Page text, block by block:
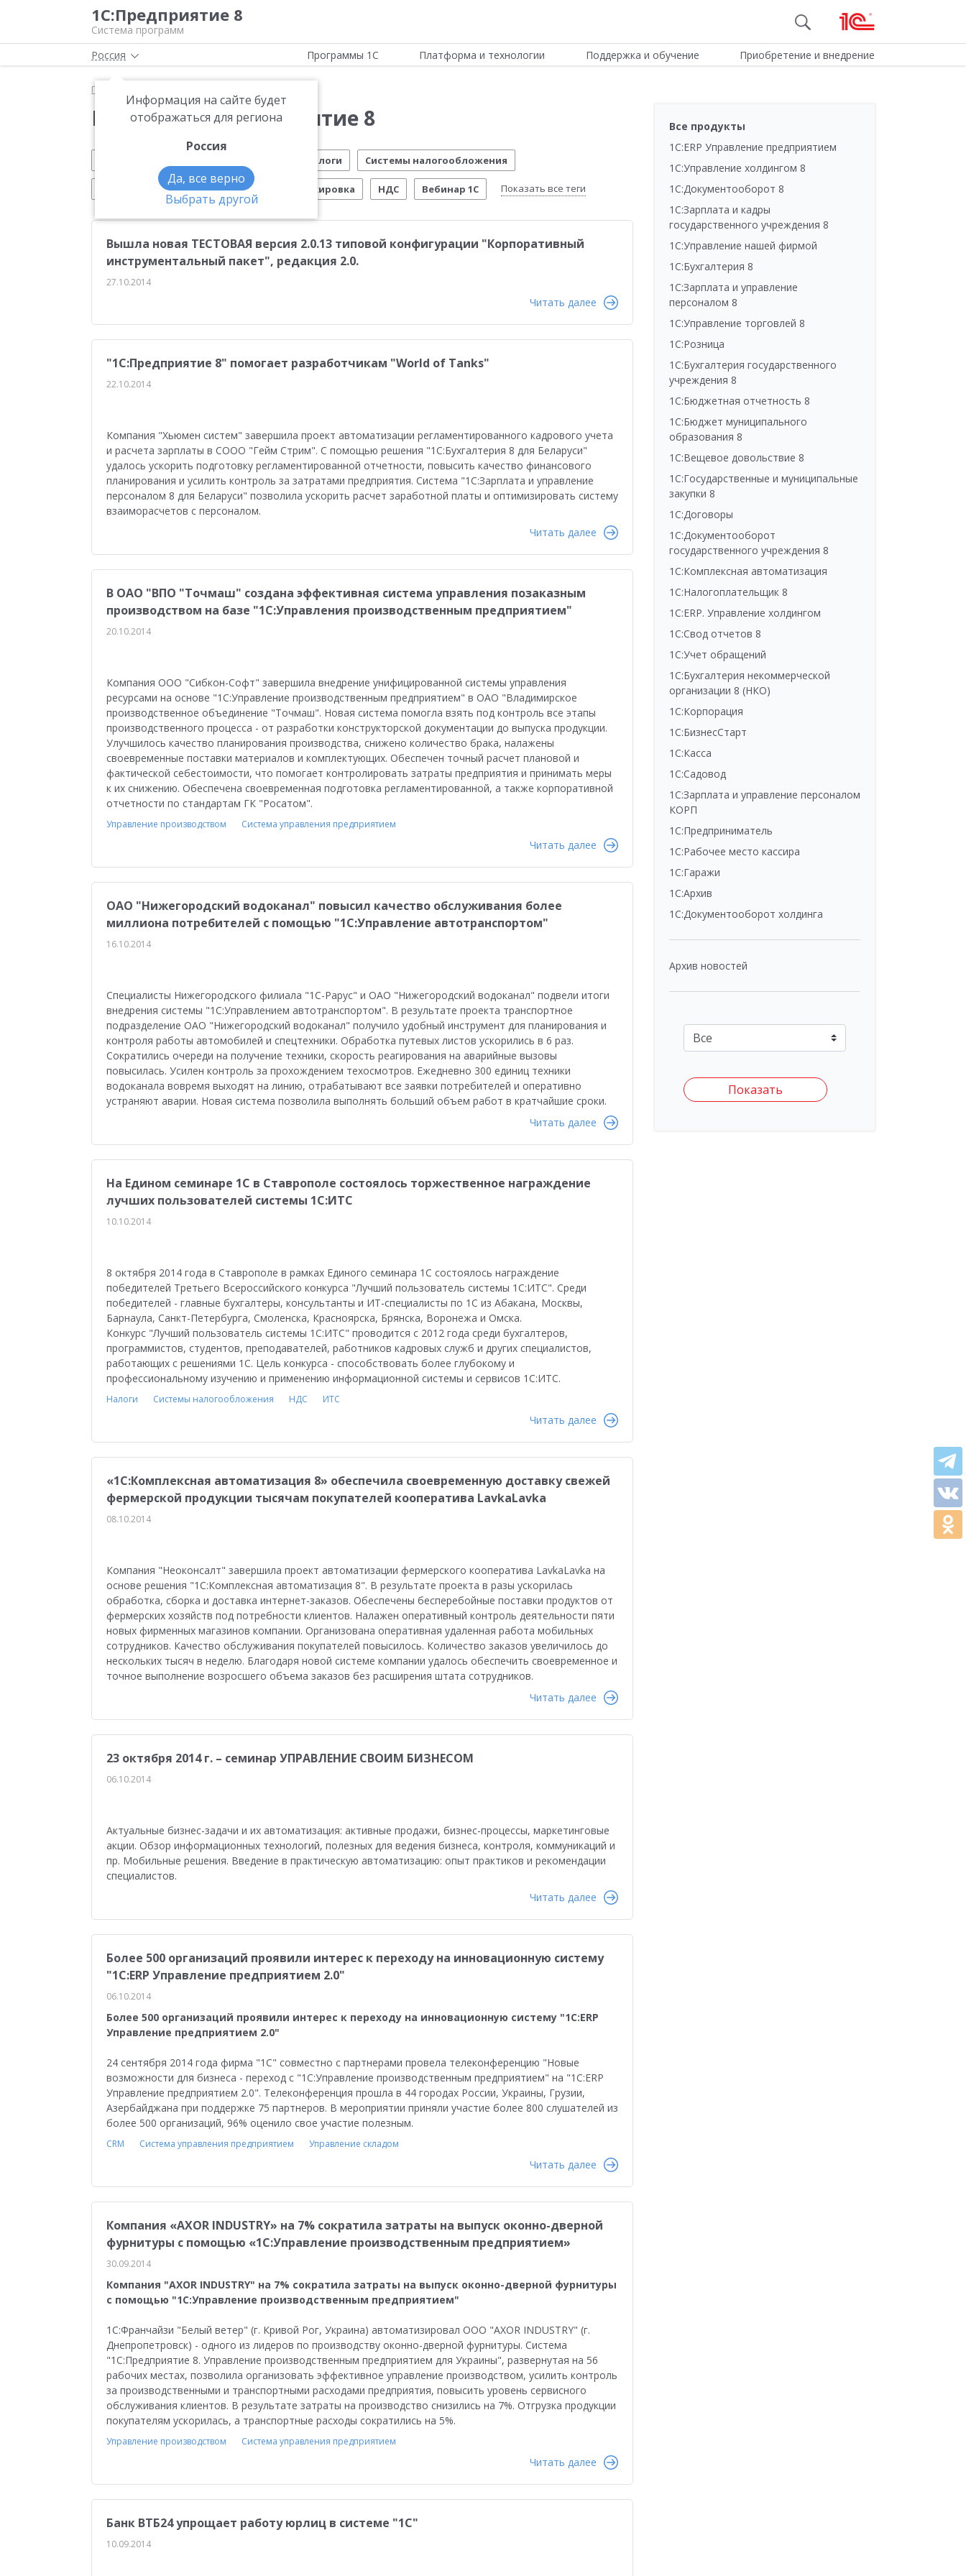
1С:Предприятие 8
Система программ
Россия
Информация на сайте будет
отображаться для региона
Россия
Да, все верно
Выбрать другой
Программы 1С Платформа и технологии Поддержка и обучение Приобретение и внедрение
Главная
Новости 1С:Предприятие 8
Налоги Системы налогообложения
Электронный документооборот Маркировка НДС Вебинар 1С
CRM
Показать все теги
Управление производством ИТС Отчетность по МСФО Новости Платформы
Платформа 1С:Предприятие 8 ЕГАИС Система управления предприятием Управление складом
Мобильное приложение АЗС Производство Торговым компаниям Управленческий учет
Отраслевые решения
Управление закупками Управление финансами Бухгалтерский и налоговый учет Оплата труда
Обзор возможностей Для бухгалтера Удаленная работа 1С:Фреш Антикризисные решения
Управление ассортиментом Конкурс кейсов 2022 Работа через Интернет
Проектные решения Оптовая торговля Конкурс кейсов 2025 1С:Сервер взаимодействия
Бюджетирование Планирование Интеграция Переход на 1C:ERP
1С:ERP Управление строительной организацией Форум пользователей ДО 2025
Вышла новая ТЕСТОВАЯ версия 2.0.13 типовой конфигурации "Корпоративный
инструментальный пакет", редакция 2.0.
27.10.2014
Читать далее
"1С:Предприятие 8" помогает разработчикам "World of Tanks"
22.10.2014
Компания "Хьюмен систем" завершила проект автоматизации регламентированного кадрового учета
и расчета зарплаты в СООО "Гейм Стрим". С помощью решения "1С:Бухгалтерия 8 для Беларуси"
удалось ускорить подготовку регламентированной отчетности, повысить качество финансового
планирования и усилить контроль за затратами предприятия. Система "1С:Зарплата и управление
персоналом 8 для Беларуси" позволила ускорить расчет заработной платы и оптимизировать систему
взаиморасчетов с персоналом.
Читать далее
В ОАО "ВПО "Точмаш" создана эффективная система управления позаказным
производством на базе "1С:Управления производственным предприятием"
20.10.2014
Компания ООО "Сибкон-Софт" завершила внедрение унифицированной системы управления
ресурсами на основе "1С:Управление производственным предприятием" в ОАО "Владимирское
производственное объединение "Точмаш". Новая система помогла взять под контроль все этапы
производственного процесса - от разработки конструкторской документации до выпуска продукции.
Улучшилось качество планирования производства, снижено количество брака, налажены
своевременные поставки материалов и комплектующих. Обеспечен точный расчет плановой и
фактической себестоимости, что помогает контролировать затраты предприятия и принимать меры
к их снижению. Обеспечена своевременная подготовка регламентированной, а также корпоративной
отчетности по стандартам ГК "Росатом".
Управление производством Система управления предприятием
Читать далее
ОАО "Нижегородский водоканал" повысил качество обслуживания более
миллиона потребителей с помощью "1С:Управление автотранспортом"
16.10.2014
Специалисты Нижегородского филиала "1С-Рарус" и ОАО "Нижегородский водоканал" подвели итоги
внедрения системы "1С:Управлением автотранспортом". В результате проекта транспортное
подразделение ОАО "Нижегородский водоканал" получило удобный инструмент для планирования и
контроля работы автомобилей и спецтехники. Обработка путевых листов ускорились в 6 раз.
Сократились очереди на получение техники, скорость реагирования на аварийные вызовы
повысилась. Усилен контроль за прохождением техосмотров. Ежедневно 300 единиц техники
водоканала вовремя выходят на линию, отрабатывают все заявки потребителей и оперативно
устраняют аварии. Новая система позволила выполнять больший объем работ в кратчайшие сроки.
Читать далее
На Едином семинаре 1С в Ставрополе состоялось торжественное награждение
лучших пользователей системы 1С:ИТС
10.10.2014
8 октября 2014 года в Ставрополе в рамках Единого семинара 1С состоялось награждение
победителей Третьего Всероссийского конкурса "Лучший пользователь системы 1С:ИТС". Среди
победителей - главные бухгалтеры, консультанты и ИТ-специалисты по 1С из Абакана, Москвы,
Барнаула, Санкт-Петербурга, Смоленска, Красноярска, Брянска, Воронежа и Омска.
Конкурс "Лучший пользователь системы 1С:ИТС" проводится с 2012 года среди бухгалтеров,
программистов, студентов, преподавателей, работников кадровых служб и других специалистов,
работающих с решениями 1С. Цель конкурса - способствовать более глубокому и
профессиональному изучению и применению информационной системы и сервисов 1С:ИТС.
Налоги Системы налогообложения НДС ИТС
Читать далее
«1С:Комплексная автоматизация 8» обеспечила своевременную доставку свежей
фермерской продукции тысячам покупателей кооператива LavkaLavka
08.10.2014
Компания "Неоконсалт" завершила проект автоматизации фермерского кооператива LavkaLavka на
основе решения "1С:Комплексная автоматизация 8". В результате проекта в разы ускорилась
обработка, сборка и доставка интернет-заказов. Обеспечены бесперебойные поставки продуктов от
фермерских хозяйств под потребности клиентов. Налажен оперативный контроль деятельности пяти
новых фирменных магазинов компании. Организована оперативная удаленная работа мобильных
сотрудников. Качество обслуживания покупателей повысилось. Количество заказов увеличилось до
нескольких тысяч в неделю. Благодаря новой системе компании удалось обеспечить своевременное и
точное выполнение возросшего объема заказов без расширения штата сотрудников.
Читать далее
23 октября 2014 г. – семинар УПРАВЛЕНИЕ СВОИМ БИЗНЕСОМ
06.10.2014
Актуальные бизнес-задачи и их автоматизация: активные продажи, бизнес-процессы, маркетинговые
акции. Обзор информационных технологий, полезных для ведения бизнеса, контроля, коммуникаций и
пр. Мобильные решения. Введение в практическую автоматизацию: опыт практиков и рекомендации
специалистов.
Читать далее
Более 500 организаций проявили интерес к переходу на инновационную систему
"1С:ERP Управление предприятием 2.0"
06.10.2014
Более 500 организаций проявили интерес к переходу на инновационную систему "1С:ERP
Управление предприятием 2.0"
24 сентября 2014 года фирма "1С" совместно с партнерами провела телеконференцию "Новые
возможности для бизнеса - переход с "1С:Управление производственным предприятием" на "1С:ERP
Управление предприятием 2.0". Телеконференция прошла в 44 городах России, Украины, Грузии,
Азербайджана при поддержке 75 партнеров. В мероприятии приняли участие более 800 слушателей из
более 500 организаций, 96% оценило свое участие полезным.
CRM Система управления предприятием Управление складом
Читать далее
Компания «AXOR INDUSTRY» на 7% сократила затраты на выпуск оконно-дверной
фурнитуры с помощью «1С:Управление производственным предприятием»
30.09.2014
Компания "AXOR INDUSTRY" на 7% сократила затраты на выпуск оконно-дверной фурнитуры
с помощью "1С:Управление производственным предприятием"
1С:Франчайзи "Белый ветер" (г. Кривой Рог, Украина) автоматизировал ООО "AXOR INDUSTRY" (г.
Днепропетровск) - одного из лидеров по производству оконно-дверной фурнитуры. Система
"1С:Предприятие 8. Управление производственным предприятием для Украины", развернутая на 56
рабочих местах, позволила организовать эффективное управление производством, усилить контроль
за производственными и транспортными расходами предприятия, повысить уровень сервисного
обслуживания клиентов. В результате затраты на производство снизились на 7%. Отгрузка продукции
покупателям ускорилась, а транспортные расходы сократились на 5%.
Управление производством Система управления предприятием
Читать далее
Банк ВТБ24 упрощает работу юрлиц в системе "1С"
10.09.2014
Все продукты
1С:ERP Управление предприятием
1С:Управление холдингом 8
1С:Документооборот 8
1С:Зарплата и кадры
государственного учреждения 8
1С:Управление нашей фирмой
1С:Бухгалтерия 8
1С:Зарплата и управление
персоналом 8
1С:Управление торговлей 8
1С:Розница
1С:Бухгалтерия государственного
учреждения 8
1С:Бюджетная отчетность 8
1С:Бюджет муниципального
образования 8
1С:Вещевое довольствие 8
1С:Государственные и муниципальные
закупки 8
1С:Договоры
1С:Документооборот
государственного учреждения 8
1С:Комплексная автоматизация
1С:Налогоплательщик 8
1С:ERP. Управление холдингом
1С:Свод отчетов 8
1С:Учет обращений
1С:Бухгалтерия некоммерческой
организации 8 (НКО)
1С:Корпорация
1С:БизнесСтарт
1С:Касса
1С:Садовод
1С:Зарплата и управление персоналом
КОРП
1С:Предприниматель
1С:Рабочее место кассира
1С:Гаражи
1С:Архив
1С:Документооборот холдинга
Архив новостей
Показать